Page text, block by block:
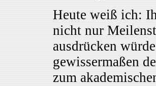
Heute weiß ich:
nicht nur
ausdrücken
gewissermaßen
zum